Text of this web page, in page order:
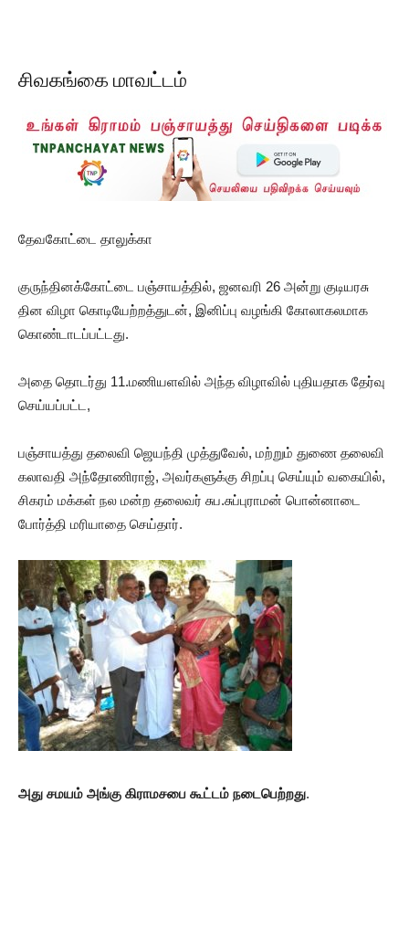
சிவகங்கை மாவட்டம்
தேவகோட்டை தாலுக்கா
குருந்தினக்கோட்டை பஞ்சாயத்தில், ஜனவரி 26 அன்று குடியரசு
தின விழா கொடியேற்றத்துடன், இனிப்பு வழங்கி கோலாகலமாக
கொண்டாடப்பட்டது.
அதை தொடர்து 11.மணியளவில் அந்த விழாவில் புதியதாக தேர்வு
செய்யப்பட்ட,
பஞ்சாயத்து தலைவி ஜெயந்தி முத்துவேல், மற்றும் துணை தலைவி
கலாவதி அந்தோணிராஜ், அவர்களுக்கு சிறப்பு செய்யும் வகையில்,
சிகரம் மக்கள் நல மன்ற தலைவர் சுப.சுப்புராமன் பொன்னாடை
போர்த்தி மரியாதை செய்தார்.
அது சமயம் அங்கு கிராமசபை கூட்டம் நடைபெற்றது.